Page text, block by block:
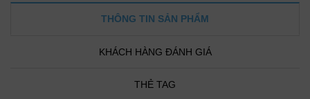
THÔNG TIN SẢN PHẨM
KHÁCH HÀNG ĐÁNH GIÁ
THẺ TAG